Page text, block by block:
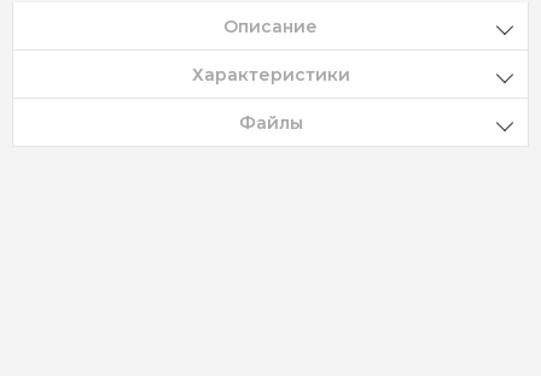
Описание
Характеристики
Файлы